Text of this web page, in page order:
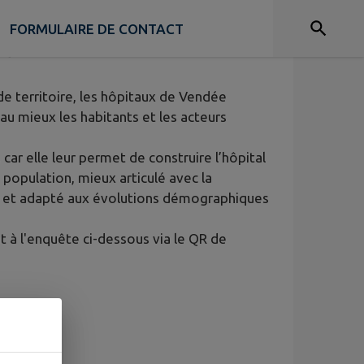
FORMULAIRE DE CONTACT
territoire, les hôpitaux de Vendée
mieux les habitants et les acteurs
elle leur permet de construire l’hôpital
mieux articulé avec la
adapté aux évolutions démographiques
l'enquête ci-dessous via le QR de